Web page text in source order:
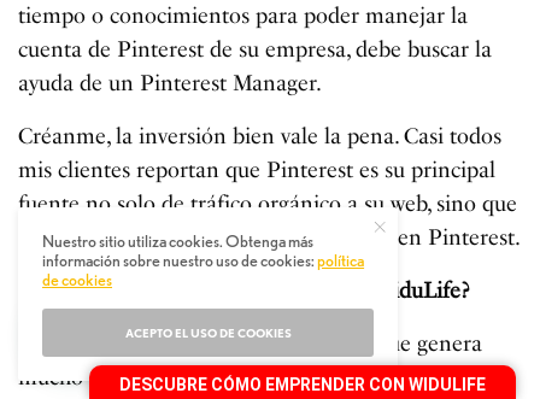
tiempo o conocimientos para poder manejar la
cuenta de Pinterest de su empresa, debe buscar la
ayuda de un Pinterest Manager.
Créanme, la inversión bien vale la pena. Casi todos
mis clientes reportan que Pinterest es su principal
fuente no solo de tráfico orgánico a su web, sino que
muchos de sus clientes los encontraron en Pinterest.
Por último. ¿Qué opinas de nosotros, WiduLife?
Me parece una empresa muy versátil, que genera
mucho contenido de valor en diferentes nichos y
Nuestro sitio utiliza cookies. Obtenga más
información sobre nuestro uso de cookies:política
de cookies
ACEPTO EL USO DE COOKIES
DESCUBRE CÓMO EMPRENDER CON WIDULIFE